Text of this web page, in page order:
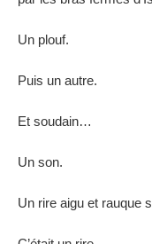
Un plouf.
Puis un autre.
Et soudain…
Un son.
Un rire aigu et rauque